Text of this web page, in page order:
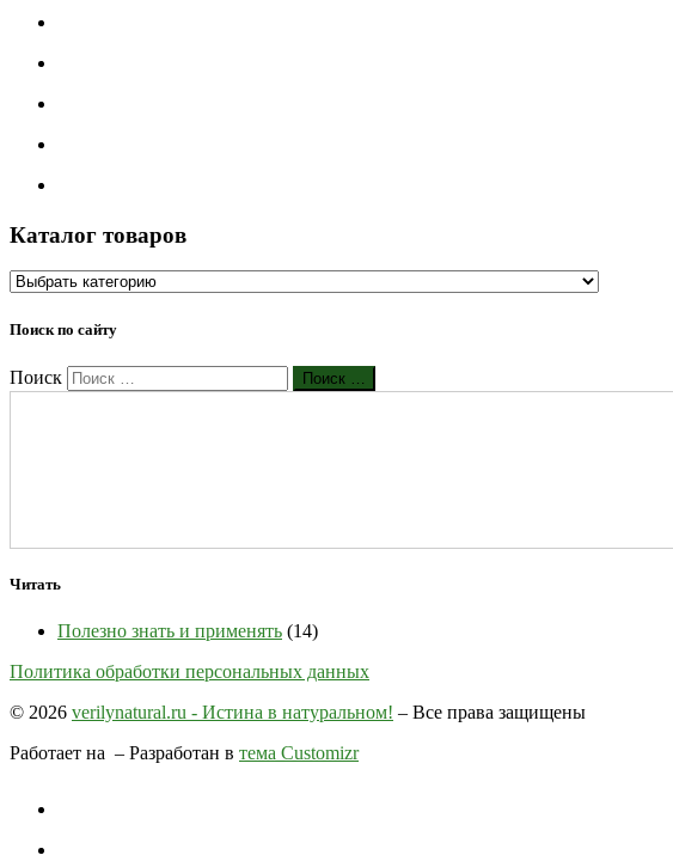
Каталог товаров
Поиск по сайту
Поиск Поиск …
Читать
Полезно знать и применять (14)
Политика обработки персональных данных
© 2026 verilynatural.ru - Истина в натуральном! – Все права защищены
Работает на – Разработан в тема Customizr